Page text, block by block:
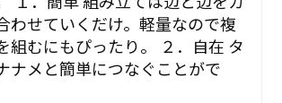
わせていくだけ。軽量なので複
組むにもぴったり。 ２．自在 タ
ナメと簡単につなぐことがで